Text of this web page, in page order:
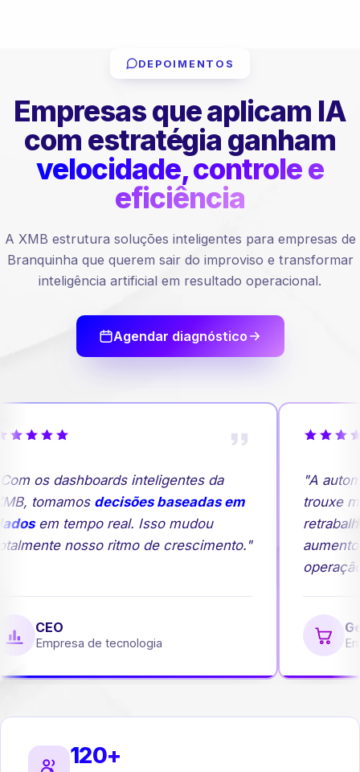
DEPOIMENTOS
Empresas que aplicam IA
com estratégia ganham
velocidade, controle e
eficiência
A XMB estrutura soluções inteligentes para empresas de
Branquinha que querem sair do improviso e transformar
inteligência artificial em resultado operacional.
Agendar diagnóstico
os dashboards inteligentes da
tomamosdecisões baseadas em
em tempo real. Isso mudou
nosso ritmo de crescimento."
CEO
Empresa de tecnologia
"A
trouxe
aumento
120+